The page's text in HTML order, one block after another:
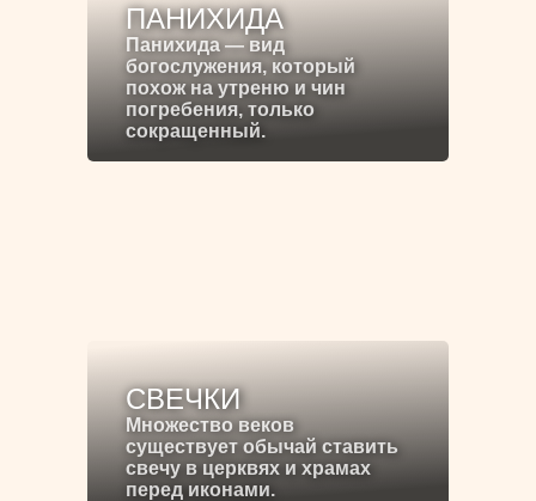
ПАНИХИДА
Панихида — вид
богослужения, который
похож на утреню и чин
погребения, только
сокращенный.
СВЕЧКИ
Множество веков
существует обычай ставить
свечу в церквях и храмах
перед иконами.